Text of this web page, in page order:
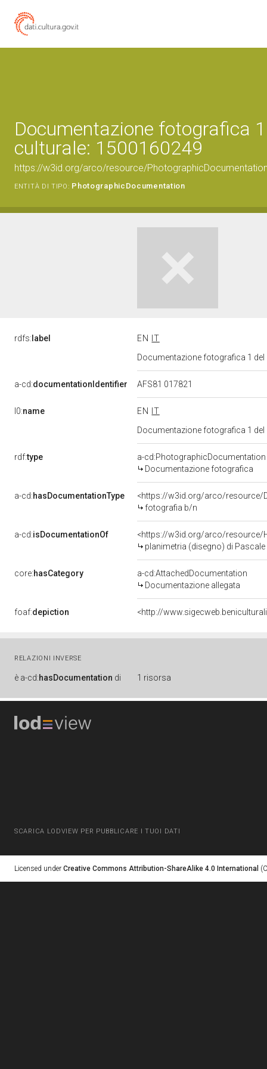
Documentazione fotografica
culturale: 1500160249
https://w3id.org/arco/resource/
ENTITÀ DI TIPO: PhotographicDocumentation
rdfs: label EN
IT
Documentazione fotografica 1
a-cd:documentationIdentifier AFS81 017821
l0:name EN
IT
Documentazione fotografica 1
rdf:type
a-cd:PhotographicDocumentation
Documentazione fotografica
a-cd:hasDocumentationType
<https://w3id.org/arco/resource/
fotografia b/n
a-cd:isDocumentationOf
<https://w3id.org/arco/resource/
planimetria (disegno) di
core:hasCategory
a-cd:AttachedDocumentation
Documentazione allegata
foaf:depiction <http://
RELAZIONI INVERSE
è a-cd:hasDocumentation di 1 risorsa
SCARICA LODVIEW PER PUBBLICARE I TUOI DATI
Licensed under Creative Commons Attribution-ShareAlike 4.0 International